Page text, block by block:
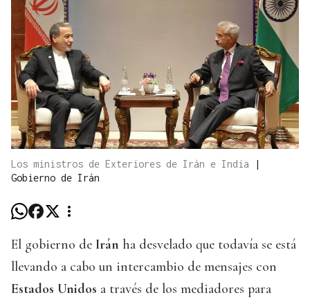
Los ministros de Exteriores de Irán e India
|
Gobierno de Irán
El gobierno de Irán ha desvelado que todavía se está
llevando a cabo un intercambio de mensajes con
Estados Unidos a través de los mediadores para